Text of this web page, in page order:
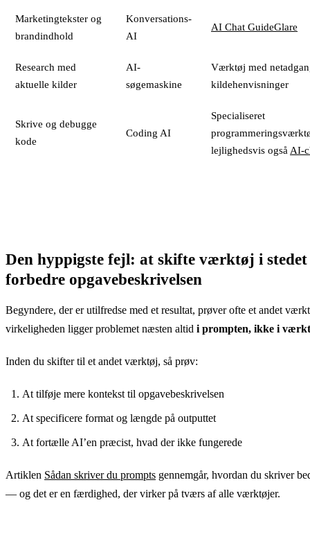
Marketingtekster og
brandindhold
Konversations-
AI
AI Chat GuideGlare
Research med
aktuelle kilder
AI-
søgemaskine
Værktøj med
kildehenvisninger
Skrive og debugge
kode
Coding AI
Specialiseret
lejlighedsvis ogsåAI-
Den hyppigste fejl: at skifte værktøj i
forbedre opgavebeskrivelsen
Begyndere, der er utilfredse med et resultat, prøver ofte et andet
virkeligheden ligger problemet næsten altid i prompten, ikke i
Inden du skifter til et andet værktøj, så prøv:
At tilføje mere kontekst til opgavebeskrivelsen
At specificere format og længde på outputtet
At fortælle AI’en præcist, hvad der ikke fungerede
Artiklen Sådan skriver du prompts gennemgår, hvordan du skriver
— og det er en færdighed, der virker på tværs af alle værktøjer.